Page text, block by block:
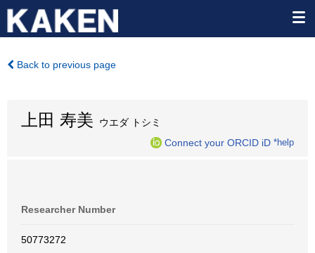
Back to previous page
上田 寿美 ウエダ トシミ
Connect your ORCID iD *help
Researcher Number
50773272